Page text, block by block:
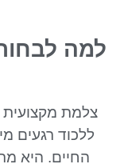
למה
צלמת
ללכוד רגעים
החיים. היא